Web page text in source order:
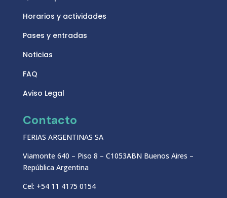
Horarios y actividades
Pases y entradas
Noticias
FAQ
Aviso Legal
Contacto
FERIAS ARGENTINAS SA
Viamonte 640 – Piso 8 – C1053ABN Buenos Aires –
República Argentina
Cel: +54 11 4175 0154